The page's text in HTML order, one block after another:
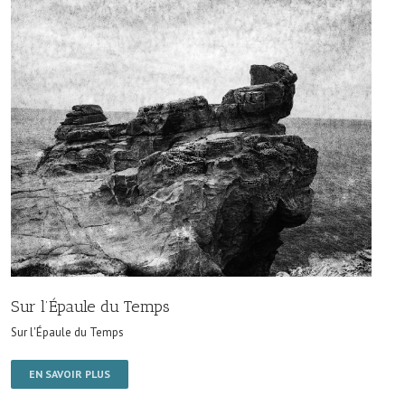
Sur l’Épaule du Temps
Sur l'Épaule du Temps
EN SAVOIR PLUS